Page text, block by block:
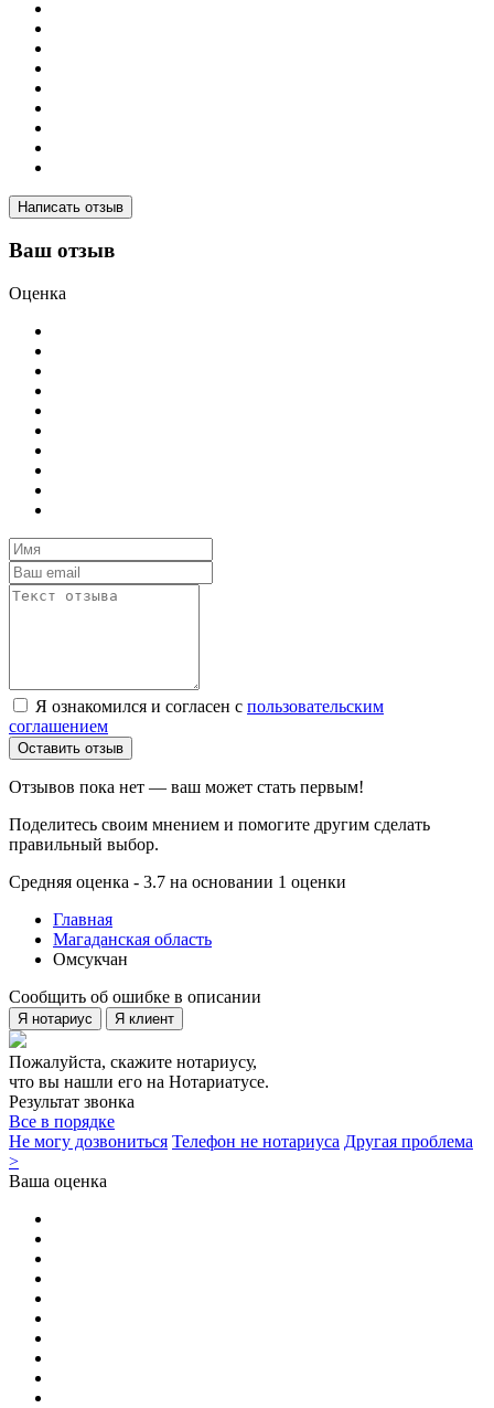
Написать отзыв
Ваш отзыв
Оценка
Я ознакомился и согласен с пользовательским
соглашением
Оставить отзыв
Отзывов пока нет — ваш может стать первым!
Поделитесь своим мнением и помогите другим сделать
правильный выбор.
Средняя оценка - 3.7 на основании 1 оценки
Главная
Магаданская область
Омсукчан
Сообщить об ошибке в описании
Я нотариус Я клиент
Пожалуйста, скажите нотариусу,
что вы нашли его на Нотариатусе.
Результат звонка
Все в порядке
Не могу дозвониться Телефон не нотариуса Другая проблема
>
Ваша оценка